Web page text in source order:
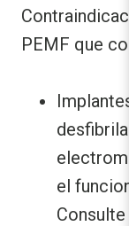
PEMF que
el